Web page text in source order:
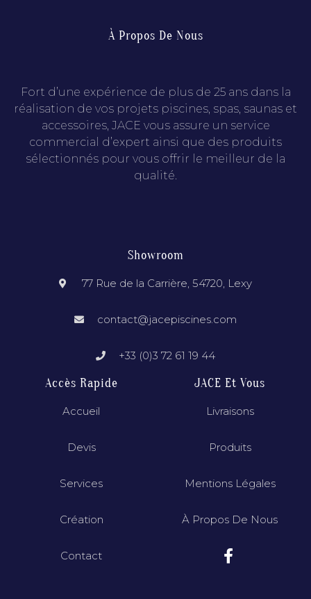
À Propos De Nous
Fort d’une expérience de plus de 25 ans dans la
réalisation de vos projets piscines, spas, saunas et
accessoires, JACE vous assure un service
commercial d’expert ainsi que des produits
sélectionnés pour vous offrir le meilleur de la
qualité.
Showroom
77 Rue de la Carrière, 54720, Lexy
contact@jacepiscines.com
+33 (0)3 72 61 19 44
Accès Rapide
Accueil
Devis
Services
Création
Contact
JACE Et Vous
Livraisons
Produits
Mentions Légales
À Propos De Nous